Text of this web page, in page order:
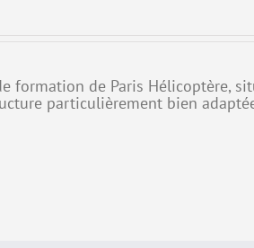
formation de Paris Hélicoptère,
particulièrement bien